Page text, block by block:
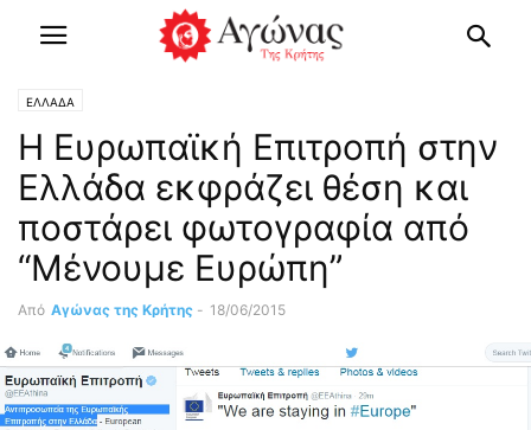
ΕΛΛΑΔΑ
Η Ευρωπαϊκή Επιτροπή στην
Ελλάδα εκφράζει θέση και
ποστάρει φωτογραφία από
“Μένουμε Ευρώπη”
Από Αγώνας της Κρήτης - 18/06/2015